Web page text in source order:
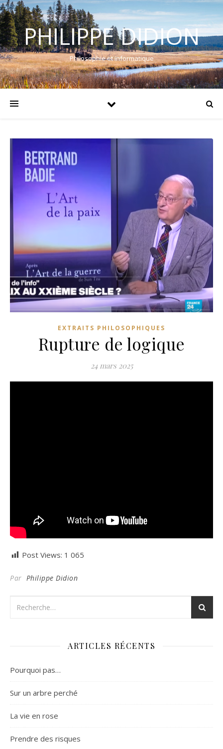
PHILIPPE DIDION
Philosophie et informatique
EXTRAITS PHILOSOPHIQUES
Rupture de logique
24 mars 2025
Post Views: 1 065
Par Philippe Didion
ARTICLES RÉCENTS
Pourquoi pas…
Sur un arbre perché
La vie en rose
Prendre des risques